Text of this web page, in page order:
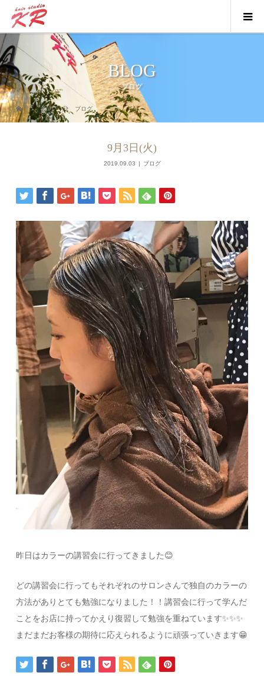
BLOG
ブログ
ブログ ブログ
9月3日(火)
2019.09.03 ブログ
昨日はカラーの講習会に行ってきました😊
どの講習会に行ってもそれぞれのサロンさんで独自のカラーの
方法がありとても勉強になりました！！講習会に行って学んだ
ことをお店に持ってかえり復習して勉強を重ねています✨✨✨
まだまだお客様の期待に応えられるように頑張っていきます😁